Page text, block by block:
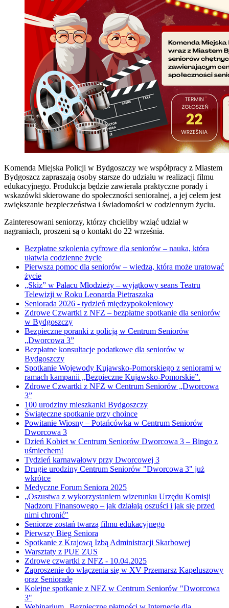
Komenda Miejska Policji w Bydgoszczy we współpracy z Miastem
Bydgoszcz zapraszają osoby starsze do udziału w realizacji filmu
edukacyjnego. Produkcja będzie zawierała praktyczne porady i
wskazówki skierowane do społeczności senioralnej, a jej celem jest
zwiększanie bezpieczeństwa i świadomości w codziennym życiu.
Zainteresowani seniorzy, którzy chcieliby wziąć udział w
nagraniach, proszeni są o kontakt do 22 września.
Bezpłatne szkolenia cyfrowe dla seniorów – nauka, która
ułatwia codzienne życie
Pierwsza pomoc dla seniorów – wiedza, która może uratować
życie
„Skiz” w Pałacu Młodzieży – wyjątkowy seans Teatru
Telewizji w Roku Leonarda Pietraszaka
Seniorada 2026 - tydzień międzypokoleniowy
Zdrowe Czwartki z NFZ – bezpłatne spotkanie dla seniorów
w Bydgoszczy
Bezpieczne poranki z policją w Centrum Seniorów
„Dworcowa 3”
Bezpłatne konsultacje podatkowe dla seniorów w
Bydgoszczy
Spotkanie Wojewody Kujawsko-Pomorskiego z seniorami w
ramach kampanii „Bezpieczne Kujawsko-Pomorskie”.
Zdrowe Czwartki z NFZ w Centrum Seniorów „Dworcowa
3”
100 urodziny mieszkanki Bydgoszczy
Świąteczne spotkanie przy choince
Powitanie Wiosny – Potańcówka w Centrum Seniorów
Dworcowa 3
Dzień Kobiet w Centrum Seniorów Dworcowa 3 – Bingo z
uśmiechem!
Tydzień karnawałowy przy Dworcowej 3
Drugie urodziny Centrum Seniorów "Dworcowa 3" już
wkrótce
Medyczne Forum Seniora 2025
„Oszustwa z wykorzystaniem wizerunku Urzędu Komisji
Nadzoru Finansowego – jak działają oszuści i jak się przed
nimi chronić"
Seniorze zostań twarzą filmu edukacyjnego
Pierwszy Bieg Seniora
Spotkanie z Krajową Izbą Administracji Skarbowej
Warsztaty z PUE ZUS
Zdrowe czwartki z NFZ - 10.04.2025
Zaproszenie do włączenia się w XV Przemarsz Kapeluszowy
oraz Senioradę
Kolejne spotkanie z NFZ w Centrum Seniorów "Dworcowa
3"